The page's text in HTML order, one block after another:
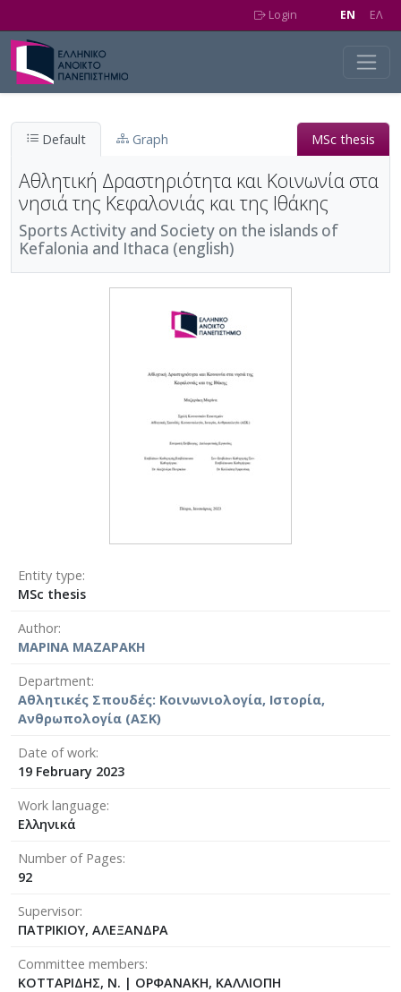
Login EN EΛ
Default Graph MSc thesis
Αθλητική Δραστηριότητα και Κοινωνία στα
νησιά της Κεφαλονιάς και της Ιθάκης
Sports Activity and Society on the islands of
Kefalonia and Ithaca (english)
Entity type
MSc thesis
Author
ΜΑΡΙΝΑ ΜΑΖΑΡΑΚΗ
Department
Αθλητικές Σπουδές: Κοινωνιολογία, Ιστορία,
Ανθρωπολογία (ΑΣΚ)
Date of work
19 February 2023
Work language
Ελληνικά
Number of Pages
92
Supervisor
ΠΑΤΡΙΚΙΟΥ, ΑΛΕΞΑΝΔΡΑ
Committee members
ΚΟΤΤΑΡΙΔΗΣ, Ν. | ΟΡΦΑΝΑΚΗ, ΚΑΛΛΙΟΠΗ